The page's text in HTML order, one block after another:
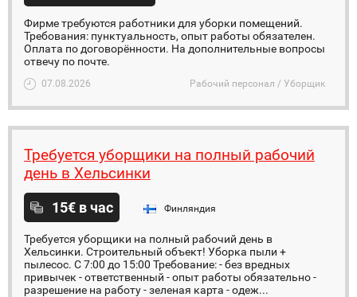
Фирме требуются работники для уборки помещений.
Требования: пунктуальность, опыт работы обязателен.
Оплата по договорённости. На дополнительные вопросы
отвечу по почте.
07.08.2026 Рабочий персонал / Уборщик
Требуется уборщики на полный рабочий
день в Хельсинки
15€ в час Финляндия
Требуется уборщики на полный рабочий день в
Хельсинки. Строительный объект! Уборка пыли +
пылесос. С 7:00 до 15:00 Требование: - без вредных
привычек - ответственный - опыт работы обязательно -
разрешение на работу - зеленая карта - одеж...